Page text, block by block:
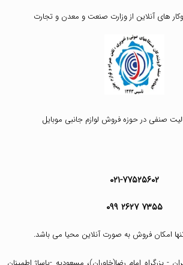
های آنلاین از وزارت صنعت و معدن و تجارت
صنفی در حوزه فروش لوازم جانبی موبایل
۰۲۱-۷۷۵۲۵۶۰۲
۰۹۹ ۲۶۲۷ ۷۳۵۵
امکان فروش به صورت آنلاین محیا می باشد.